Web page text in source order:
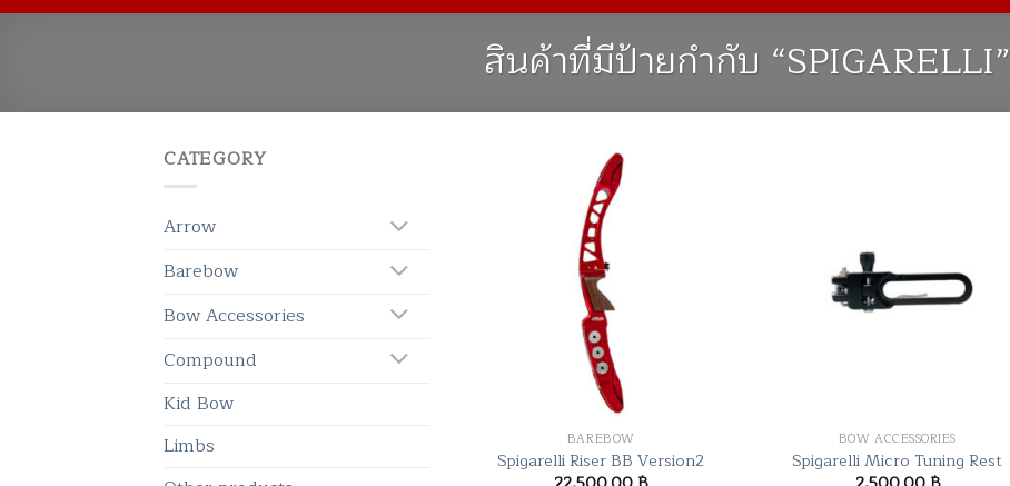
สินค้าที่มีป้ายกำกับ “SPIGARELLI”
CATEGORY
Arrow
Barebow
Bow Accessories
Compound
Kid Bow
Limbs
BAREBOW
Spigarelli Riser BB Version2
BOW ACCESSORIES
Spigarelli Micro Tuning Rest